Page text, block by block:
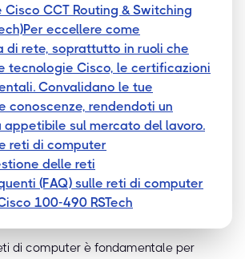
CCT Routing & Switching
eccellere come
di rete, soprattutto in ruoli che
tecnologie Cisco, le certificazioni
Convalidano le tue
conoscenze, rendendoti un
sul mercato del lavoro.
reti di computer
delle reti
(FAQ) sulle reti di computer
100-490 RSTech
di computer è fondamentale per